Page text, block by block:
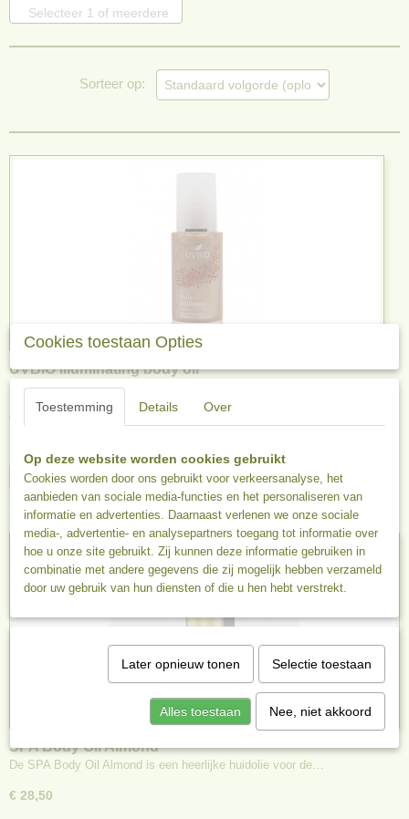
Selecteer 1 of meerdere
Sorteer op:
UVBIO illuminating body oil
De UVBIO illuminating body oil is een biologisch…
€ 28,50
IN WINKELWAGEN
SPA Body Oil Almond
De SPA Body Oil Almond is een heerlijke huidolie voor de…
€ 28,50
Cookies toestaan Opties
Toestemming Details Over
Op deze website worden cookies gebruikt
Cookies worden door ons gebruikt voor verkeersanalyse, het
aanbieden van sociale media-functies en het personaliseren van
informatie en advertenties. Daarnaast verlenen we onze sociale
media-, advertentie- en analysepartners toegang tot informatie over
hoe u onze site gebruikt. Zij kunnen deze informatie gebruiken in
combinatie met andere gegevens die zij mogelijk hebben verzameld
door uw gebruik van hun diensten of die u hen hebt verstrekt.
Later opnieuw tonen Selectie toestaan
Alles toestaan Nee, niet akkoord